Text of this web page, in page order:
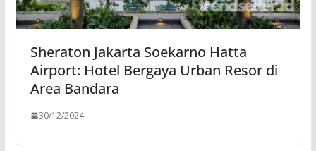
Sheraton Jakarta Soekarno Hatta
Airport: Hotel Bergaya Urban Resor di
Area Bandara
30/12/2024